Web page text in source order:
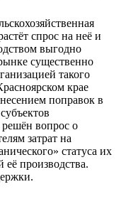
спрос на неё и
выгодно
существенно
такого
крае
поправок в
вопрос о
затрат на
статуса их
её производства.